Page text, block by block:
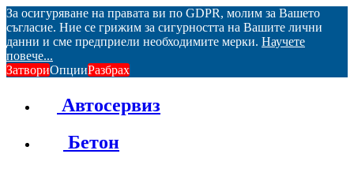
За осигуряване на правата ви по GDPR, молим за Вашето
съгласие. Ние се грижим за сигурността на Вашите лични
данни и сме предприели необходимите мерки. Научете
повече...
ЗатвориОпцииРазбрах
Автосервиз
Бетон